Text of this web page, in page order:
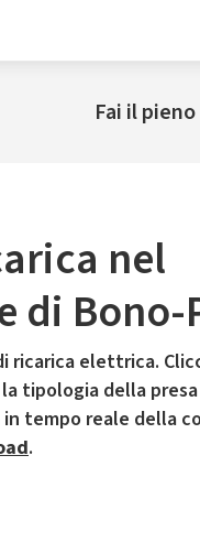
Fai il
nel
di Bono-
ricarica elettrica.
tipologia della presa
tempo reale della
.